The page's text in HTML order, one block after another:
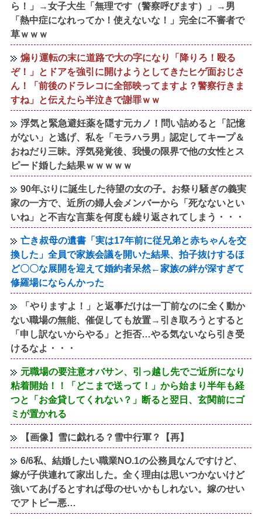
ら！」→女子大生「無理です（警察呼びます）」→男
「熱中症になれってか！使えないな！」完全に不審者で
草ｗｗｗ
煽り運転の末に道路で大の字になり「降りろ！殴る
ぞ！」とドアを強引に開けようとしてきたヒゲ面おじさ
ん！「前後のドラレコに全部映ってますよ？警察行きま
すね」と伝えたら半泣きで謝罪ｗｗ
浮気と緊急避妊薬を隠す元カノ！問い詰めると「記憶
がない」と逃げ、私を「モラハラ男」認定してキープ＆
おねだり三昧。浮気発覚後、我慢の限界で他の女性とス
ピード婚した結果ｗｗｗｗｗ
90年ぶりに誕生した待望の女の子。お祭り騒ぎの義実
家の一方で、近所の婦人会メンバーから「死なないとい
いね」と不吉な言葉を何度も繰り返されてしまう・・・
亡き叔母の遺書「実は17年前に従兄弟と赤ちゃんを交
換した」全員で家族会議を開いた結果、拍子抜けするほ
ど〇〇な展開を迎えて婚約者呆然←家族の絆が深すぎて
修羅場にならんかった
「やりますよ！」と返事だけは一丁前なのに全く動か
ない職場の無能、催促しても放置→引き取ろうとすると
「申し訳ないからやる」と拒否…やる気ないなら引き受
けるなよ・・・
元職場の要注意オバサン、引っ越し先でご近所になり
粘着開始！！「どこまで送って！」から始まり半年も経
つと「お金貸してくれない？」断ると翌日、玄関前にゴ
ミが置かれる
【画像】雪に戯れる？雪中行軍？【再】
6/6私、結婚したい職業NO.1の公務員なんですけど、
嫁が子供連れて家出した。全く理由は思いつかないけど
強いてあげるとすれば母のせいかもしれない。嫁のせい
でアトピー悪…